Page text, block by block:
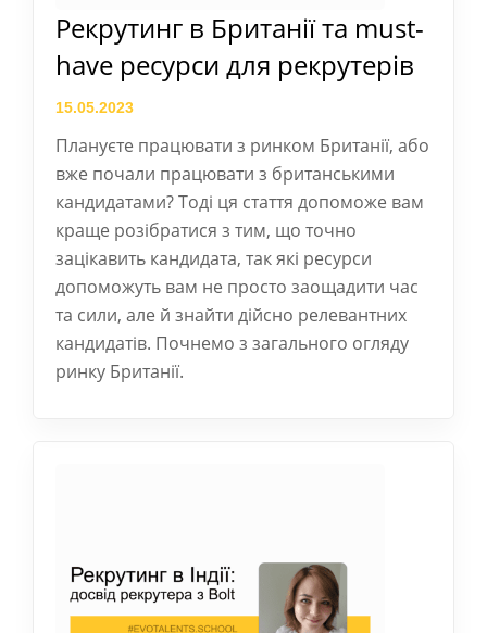
Рекрутинг в Британії та must-
have ресурси для рекрутерів
15.05.2023
Плануєте працювати з ринком Британії, або
вже почали працювати з британськими
кандидатами? Тоді ця стаття допоможе вам
краще розібратися з тим, що точно
зацікавить кандидата, так які ресурси
допоможуть вам не просто заощадити час
та сили, але й знайти дійсно релевантних
кандидатів. Почнемо з загального огляду
ринку Британії.